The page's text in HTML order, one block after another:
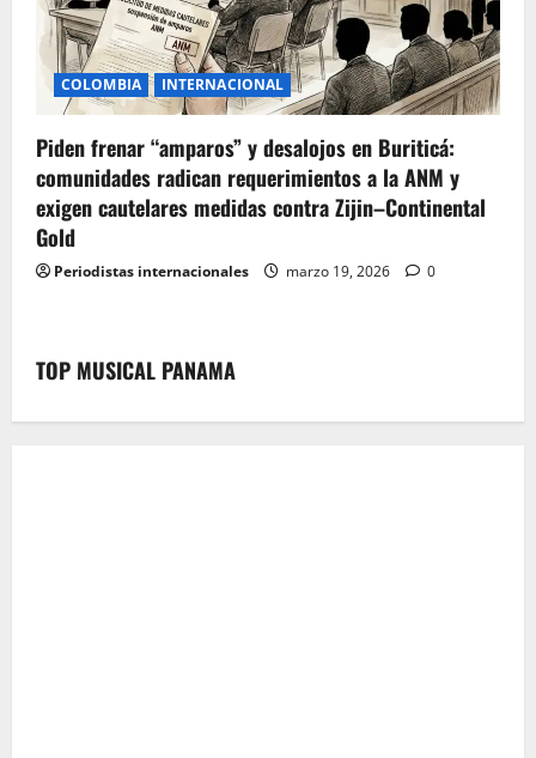
COLOMBIA INTERNACIONAL
Piden frenar “amparos” y desalojos en Buriticá:
comunidades radican requerimientos a la ANM y
exigen cautelares medidas contra Zijin–Continental
Gold
Periodistas internacionales marzo 19, 2026 0
TOP MUSICAL PANAMA